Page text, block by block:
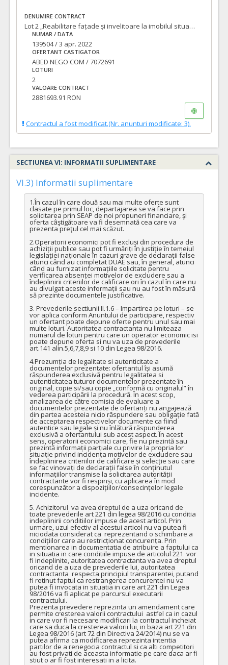
DENUMIRE CONTRACT
Lot 2 „Reabilitare fațade și invelitoare la imobilul situat în Oradea str. Patrioților, nr. 4, 6 – Palatul Adorjan I și Palatul Adorjan II”
NUMAR / DATA
139504 / 3 apr. 2022
OFERTANT CASTIGATOR
ABED NEGO COM / 7072691
LOTURI
2
VALOARE CONTRACT
2881693.91 RON
Contractul a fost modificat.(Nr. anunturi modificate: 3).
SECTIUNEA VI: INFORMATII SUPLIMENTARE
VI.3) Informatii suplimentare
1.În cazul în care două sau mai multe oferte sunt
clasate pe primul loc, departajarea se va face prin
solicitarea prin SEAP de noi propuneri financiare, şi
oferta câştigătoare va fi desemnată cea care va
prezenta preţul cel mai scăzut.
2.Operatorii economici pot fi excluși din procedura de
achiziții publice sau pot fi urmăriți în justiție în temeiul
legislației naționale în cazuri grave de declarații false
atunci când au completat DUAE sau, în general, atunci
când au furnizat informațiile solicitate pentru
verificarea absenței motivelor de excludere sau a
îndeplinirii criteriilor de calificare ori în cazul în care nu
au divulgat aceste informații sau nu au fost în măsură
să prezinte documentele justificative.
3. Prevederile sectiunii II.1.6 – Impartirea pe loturi – se
vor aplica conform Anuntului de participare, respectiv
un ofertant poate depune oferte pentru unul sau mai
multe loturi. Autoritatea contractanta nu limiteaza
numarul de loturi pentru care un operator economic isi
poate depune oferta si nu va uza de prevederile
art.141 alin.5,6,7,8,9 si 10 din Legea 98/2016.
4.Prezumția de legalitate si autenticitate a
documentelor prezentate: ofertantul își asumă
răspunderea exclusivă pentru legalitatea si
autenticitatea tuturor documentelor prezentate în
original, copie si/sau copie „conformă cu originalul” în
vederea participării la procedură. În acest scop,
analizarea de către comisia de evaluare a
documentelor prezentate de ofertanți nu angajează
din partea acesteia nicio răspundere sau obligație fată
de acceptarea respectivelor documente ca fiind
autentice sau legale și nu înlătură răspunderea
exclusivă a ofertantului sub acest aspect. În acest
sens, operatorii economici care, fie nu prezintă sau
prezintă informații parțiale cu privire la propria lor
situație privind incidența motivelor de excludere sau
îndeplinirea criteriilor de calificare și selecție sau care
se fac vinovați de declarații false în conținutul
informațiilor transmise la solicitarea autorității
contractante vor fi respinși, cu aplicarea în mod
corespunzător a dispozițiilor/consecințelor legale
incidente.
5. Achizitorul  va avea dreptul de a uza oricand de
toate prevederile art 221 din legea 98/2016 cu conditia
indeplinirii conditiilor impuse de acest articol. Prin
urmare, uzul efectiv al acestui articol nu va putea fi
niciodata considerat ca  reprezentand o schimbare a
condițiilor care au restricționat concurența. Prin
mentionarea in documentatia de atribuire a faptului ca
in situatia in care conditiile impuse de articolul 221  vor
fi indeplinite, autoritatea contractanta va avea dreptul
oricand de a uza de prevederile lui, autoritatea
contractanta  respecta principiul transparentei, putand
fi retinut faptul ca restrangerea concurentei nu va
putea fi invocata in situatia in care art 221 din Legea
98/2016 va fi aplicat pe parcursul executarii
contractului.
Prezenta prevedere reprezinta un amendament care
permite cresterea valorii contractului  astfel ca in cazul
in care vor fi necesare modificari la contractul incheiat
care sa duca la cresterea valorii lui, in baza art 221 din
Legea 98/2016 (art 72 din Directiva 24/2014) nu se va
putea afirma ca modificarea reprezinta intentia
partilor de a renegocia contractul si ca alti competitori
au fost privati de aceasta informatie pe care daca ar fi
stiut o ar fi fost interesati in a licita.